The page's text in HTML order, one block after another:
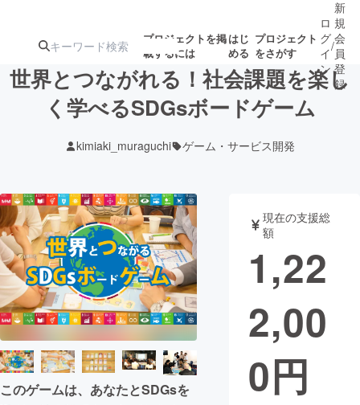
プロジェクトを掲
載するには
はじ
める
プロジェクト
をさがす
ターン
ジェクト
ロジェクト
されます
アート・写真 音楽
テクノロジー・ガジェット ゲーム・サ
映像・映画
ビジネス・起業
まちづくり・地域活性化
ロ
グ
イ
ン
/
新
規
会
員
登
録
世界とつながれる！社会課題を楽し
く学べるSDGsボードゲーム
kimiaki_muraguchi ゲーム・サービス開発
このゲームは、あなたとSDGsを
現在の支援総
額
1,22
2,00
0円